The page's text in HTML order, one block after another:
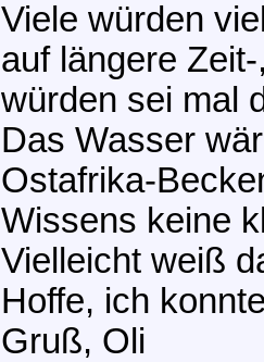
Viele würden
auf längere
würden sei mal
Das Wasser
Ostafrika-
Wissens keine
Vielleicht weiß
Hoffe, ich
Gruß, Oli